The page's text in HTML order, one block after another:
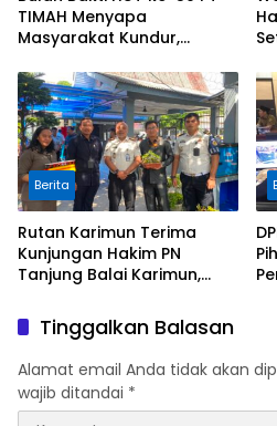
TIMAH Menyapa
Masyarakat Kundur,
Berita
Rutan Karimun Terima
Kunjungan Hakim PN
Tanjung Balai Karimun,
Pengawasan Melekat dan
Pembinaan
Tinggalkan Balasan
Alamat email Anda tidak akan
wajib ditandai *